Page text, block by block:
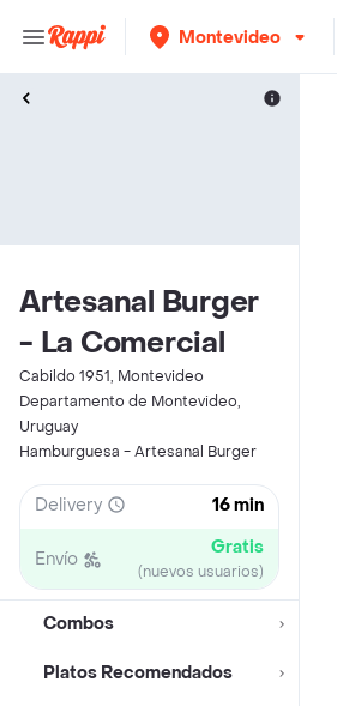
Montevideo
Artesanal Burger
- La Comercial
Cabildo 1951, Montevideo
Departamento de Montevideo,
Uruguay
Hamburguesa - Artesanal Burger
Delivery 16 min
Envío Gratis
(nuevos usuarios)
Combos
Platos Recomendados